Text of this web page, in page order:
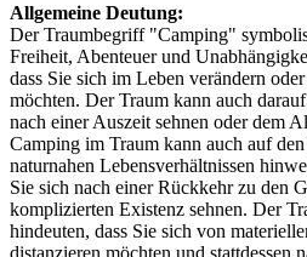
Allgemeine Deutung:
Der Traumbegriff "Camping"
Freiheit, Abenteuer und
dass Sie sich im Leben verändern
möchten. Der Traum kann auch
nach einer Auszeit sehnen oder dem
Camping im Traum kann auch auf
naturnahen Lebensverhältnissen
Sie sich nach einer Rückkehr zu den
komplizierten Existenz sehnen. Der
hindeuten, dass Sie sich von
distanzieren möchten und stattdessen